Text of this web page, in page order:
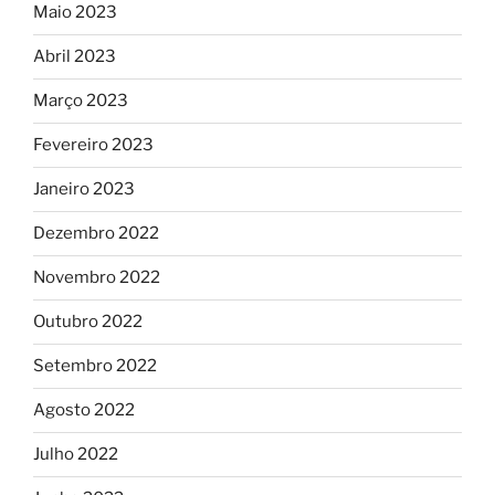
Maio 2023
Abril 2023
Março 2023
Fevereiro 2023
Janeiro 2023
Dezembro 2022
Novembro 2022
Outubro 2022
Setembro 2022
Agosto 2022
Julho 2022